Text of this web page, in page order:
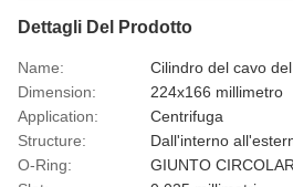
Dettagli Del Prodotto
Name:
Cilindro del cavo
Dimension:
224x166 millimetro
Application:
Centrifuga
Structure:
Dall'interno
O-Ring:
GIUNTO